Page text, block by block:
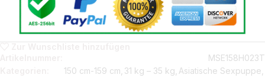
MSE158H023T
150 cm-159 cm, 31 kg – 35 kg,Asiatische Sexpuppe,